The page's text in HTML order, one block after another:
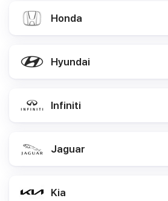
Honda
Hyundai
Infiniti
Jaguar
Kia